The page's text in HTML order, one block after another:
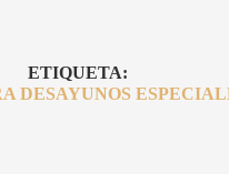
ETIQUETA:
DESAYUNOS